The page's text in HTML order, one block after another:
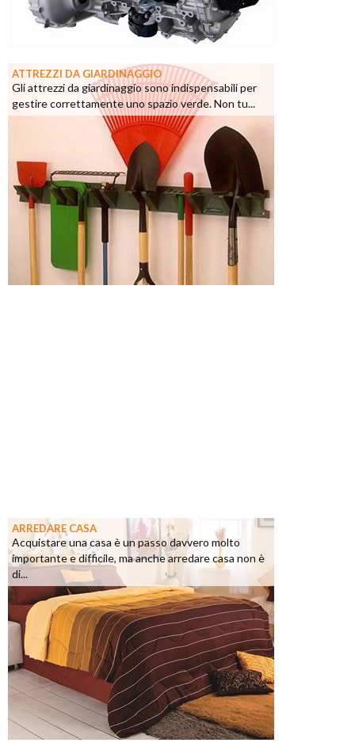
ATTREZZI DA GIARDINAGGIO
Gli attrezzi da giardinaggio sono indispensabili per
gestire correttamente uno spazio verde. Non tu...
ARREDARE CASA
Acquistare una casa è un passo davvero molto
importante e difficile, ma anche arredare casa non è
di...